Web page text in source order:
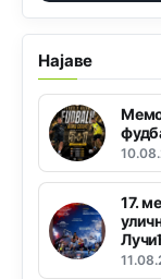
Најаве
17.